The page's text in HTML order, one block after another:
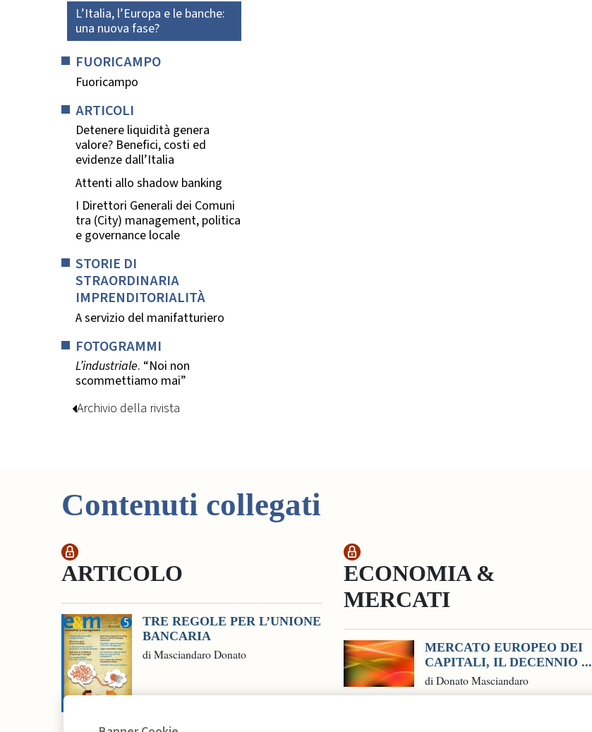
L’Italia, l’Europa e le banche:
una nuova fase?
FUORICAMPO
Fuoricampo
ARTICOLI
Detenere liquidità genera
valore? Benefici, costi ed
evidenze dall’Italia
Attenti allo shadow banking
I Direttori Generali dei Comuni
tra (City) management, politica
e governance locale
STORIE DI
STRAORDINARIA
IMPRENDITORIALITÀ
A servizio del manifatturiero
FOTOGRAMMI
L’industriale. “Noi non
scommettiamo mai”
Archivio della rivista
Contenuti collegati
ARTICOLO
TRE REGOLE PER L’UNIONE
BANCARIA
di Masciandaro Donato
ECONOMIA &
MERCATI
MERCATO EUROPEO DEI
CAPITALI, IL DECENNIO ...
di Donato Masciandaro